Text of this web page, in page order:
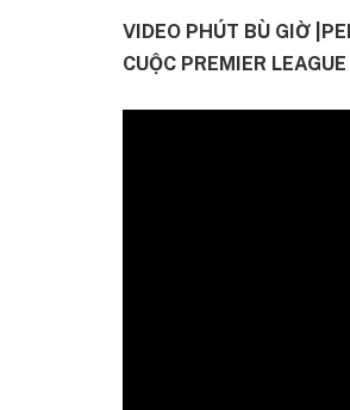
VIDEO PHÚT BÙ GIỜ
CUỘC PREMIER